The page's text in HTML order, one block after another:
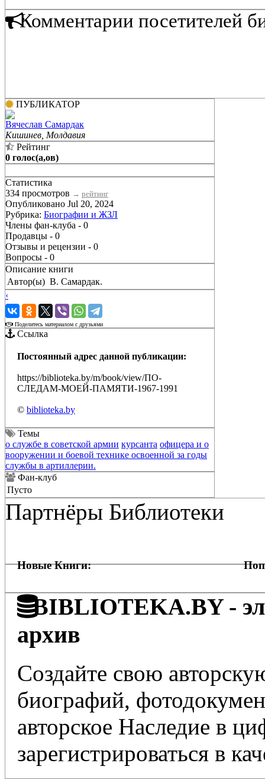
Комментарии посетителей
ПУБЛИКАТОР
Вячеслав Самардак
Кишинев, Молдавия
Рейтинг
0 голос(а,ов)
Статистика
334 просмотров → рейтинг
Опубликовано Jul 20, 2024
Рубрика: Биографии и ЖЗЛ
Члены фан-клуба - 0
Продавцы - 0
Отзывы и рецензии - 0
Вопросы - 0
Описание книги
Автор(ы) В. Самардак.
‹
›
Поделитесь материалом с друзьями
Ссылка
Постоянный адрес данной публикации:
https://biblioteka.by/m/book/view/ПО-
СЛЕДАМ-МОЕЙ-ПАМЯТИ-1967-1991
© biblioteka.by
Темы
о службе в советской армии курсанта офицера и о
вооружении и боевой технике освоенной за годы
службы в артиллерии.
Фан-клуб
Пусто
Партнёры Библиотеки
Новые Книги:
BIBLIOTEKA.BY -
архив
Создайте свою
биографий,
авторское Наследие в
зарегистрироваться в